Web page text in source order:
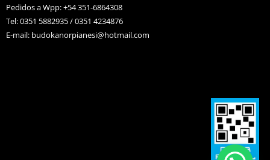
Pedidos a Wpp: +54 351-6864308
Tel: 0351 5882935 / 0351 4234876
E-mail: budokanorpianesi@hotmail.com